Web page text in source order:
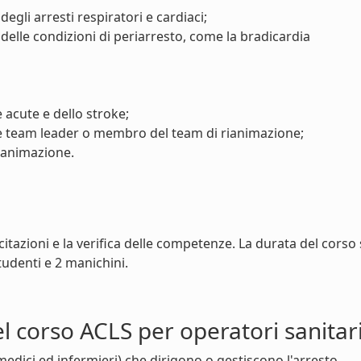
arresti respiratori e cardiaci;
condizioni di periarresto, come la bradicardia
e dello stroke;
team leader o membro del team di rianimazione;
e la verifica delle competenze. La durata del corso
e 2 manichini.
corso ACLS per operatori